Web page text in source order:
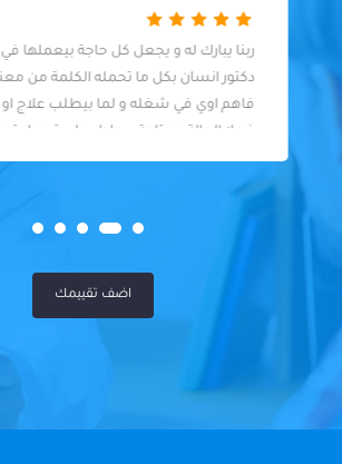
ربنا يبارك له و يجعل كل حاجة بيعملها في
دكتور انسان بكل ما تحمله الكلمة من معنى
فاهم اوي في شغله و لما بيطلب علاج او
فعلا الحالة محتاجة بيحاول علي قد ما يقدر
المريض او يكلفه كتير
اضف تقييمك